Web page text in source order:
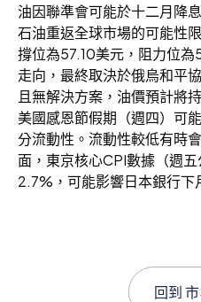
油因聯準會可能於十二月降
石油重返全球市場的可能性
撐位為57.10美元，阻力位
走向，最終取決於俄烏和平
且無解決方案，油價預計將
美國感恩節假期（週四）可
分流動性。流動性較低有時
面，東京核心CPI數據（週
2.7%，可能影響日本銀行下
回到